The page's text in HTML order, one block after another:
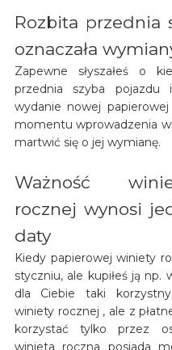
Rozbita przednia
oznaczała
Zapewne słyszałeś o
przednia szyba pojazdu
wydanie nowej
momentu wprowadzenia
martwić się o jej wymianę.
Ważność
rocznej wynosi
daty
Kiedy papierowej winiety
styczniu, ale kupiłeś ją np.
dla Ciebie taki
winiety rocznej , ale z
korzystać tylko przez
winieta roczna posiada